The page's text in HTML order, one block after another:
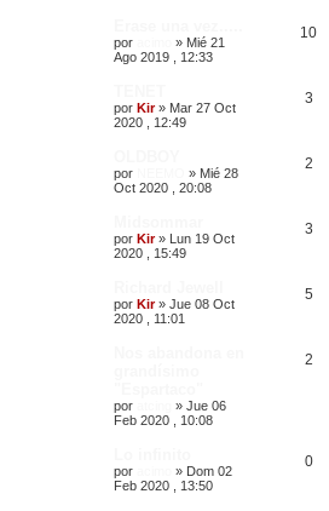
por » Mié 21
Ago 2019 , 12:33
10
por Kir» Mar 27 Oct
2020 , 12:49
3
por » Mié 28
Oct 2020 , 20:08
2
por Kir» Lun 19 Oct
2020 , 15:49
3
por Kir» Jue 08 Oct
2020 , 11:01
5
por » Jue 06
Feb 2020 , 10:08
2
por » Dom 02
Feb 2020 , 13:50
0